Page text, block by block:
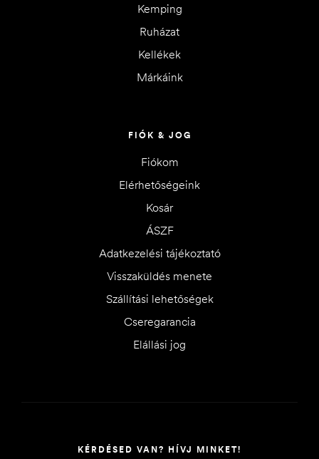
Kemping
Ruházat
Kellékek
Márkáink
FIÓK & JOG
Fiókom
Elérhetőségeink
Kosár
ÁSZF
Adatkezelési tájékoztató
Visszaküldés menete
Szállítási lehetőségek
Cseregarancia
Elállási jog
KÉRDÉSED VAN? HÍVJ MINKET!